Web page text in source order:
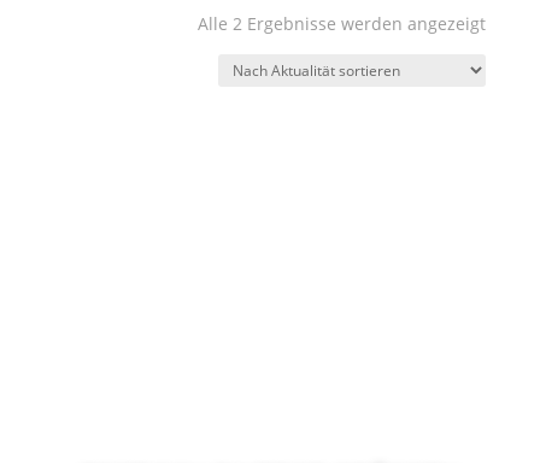
Alle 2 Ergebnisse werden angezeigtNach